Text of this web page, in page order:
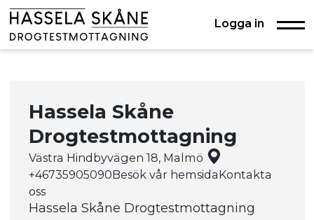
Logga in
Hassela Skåne
Drogtestmottagning
Västra Hindbyvägen 18, Malmö
+46735905090Besök vår hemsidaKontakta
oss
Hassela Skåne Drogtestmottagning